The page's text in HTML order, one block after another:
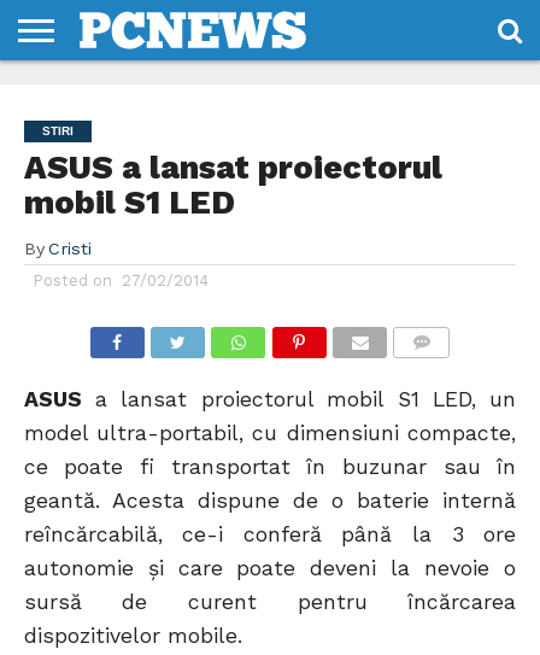
NOI
SI
CONDITII
STIRI
ASUS a lansat proiectorul
mobil S1 LED
By Cristi
Posted on 27/02/2014
ASUS a lansat proiectorul mobil S1 LED, un
model ultra-portabil, cu dimensiuni compacte,
ce poate fi transportat în buzunar sau în
geantă. Acesta dispune de o baterie internă
reîncărcabilă, ce-i conferă până la 3 ore
autonomie și care poate deveni la nevoie o
sursă de curent pentru încărcarea
dispozitivelor mobile.